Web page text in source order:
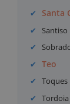
Santa
Santiso
Teo
Toques
Tordoia